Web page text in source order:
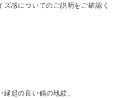
ズ感についてのご説明をご確認く
起の良い鶴の地紋。